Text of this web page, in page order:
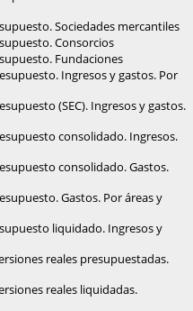
Sociedades mercantiles
Consorcios
Fundaciones
Ingresos y gastos. Por
(SEC). Ingresos y gastos.
consolidado. Ingresos.
consolidado. Gastos.
Gastos. Por áreas y
liquidado. Ingresos y
reales presupuestadas.
reales liquidadas.